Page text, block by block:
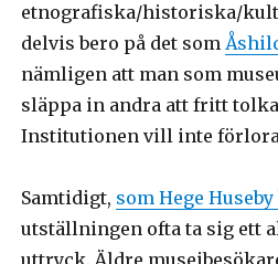
etnografiska/historiska/
delvis bero på det som
nämligen att man som
släppa in andra att fritt
Institutionen vill inte
Samtidigt, som Hege
utställningen ofta ta sig ett
uttryck. Äldre